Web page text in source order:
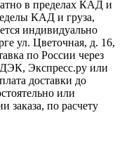
в пределах КАД и
КАД и груза,
индивидуально
ул. Цветочная, д. 16,
по России через
Экспресс.ру или
доставки до
или
заказа, по расчету